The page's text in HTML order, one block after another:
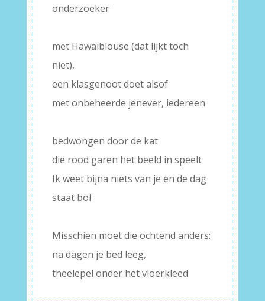
onderzoeker
met Hawaïblouse (dat lijkt toch
niet),
een klasgenoot doet alsof
met onbeheerde jenever, iedereen
bedwongen door de kat
die rood garen het beeld in speelt
Ik weet bijna niets van je en de dag
staat bol
Misschien moet die ochtend anders:
na dagen je bed leeg,
theelepel onder het vloerkleed